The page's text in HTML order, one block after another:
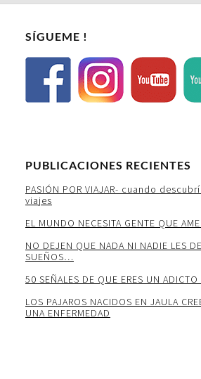
SÍGUEME !
PUBLICACIONES RECIENTES
PASIÓN POR VIAJAR- cuando
viajes
EL MUNDO NECESITA GENTE QUE
NO DEJEN QUE NADA NI NADIE LES
SUEÑOS…
50 SEÑALES DE QUE ERES UN ADICTO
LOS PAJAROS NACIDOS EN JAULA
UNA ENFERMEDAD